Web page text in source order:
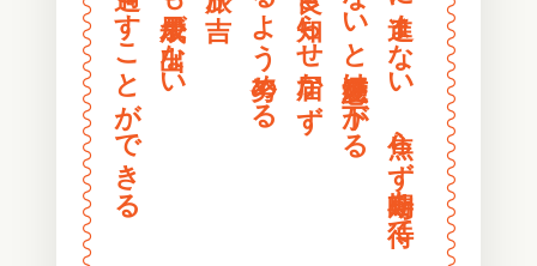
思う通りに進まない 焦らず時期を待て
〰
〰
〰
〰
〰
〰
〰
〰
〰
〰
〰
〰
〰
〰